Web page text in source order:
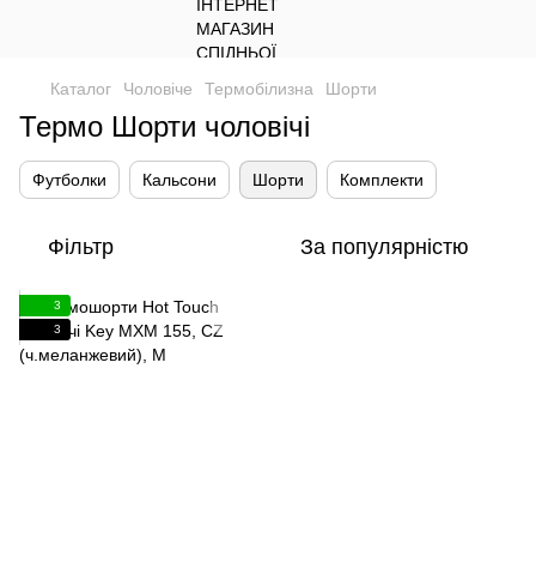
Каталог Чоловіче Термобілизна Шорти
Термо Шорти чоловічі
Футболки Кальсони Шорти Комплекти
Фільтр За популярністю
3
3